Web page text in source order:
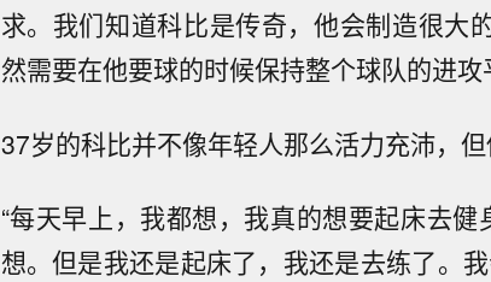
求。我们知道科比是传奇，他会制造很大
然需要在他要球的时候保持整个球队的进攻
37岁的科比并不像年轻人那么活力充沛，但
“每天早上，我都想，我真的想要起床去健
想。但是我还是起床了，我还是去练了。